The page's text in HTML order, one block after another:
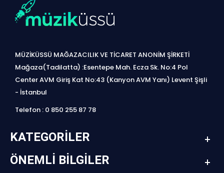
MÜZİKÜSSÜ MAĞAZACILIK VE TİCARET ANONİM ŞİRKETİ
Mağaza(Tadilatta) :Esentepe Mah. Ecza Sk. No:4 Pol
Center AVM Giriş Kat No:43 (Kanyon AVM Yanı) Levent Şişli
- İstanbul
Telefon : 0 850 255 87 78
KATEGORILER
ÖNEMLI BILGILER